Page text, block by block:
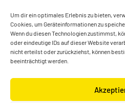
Um dir ein optimales Erlebnis zu bieten,
Cookies, um Geräteinformationen zu
Wenn du diesen Technologien zustimmst,
oder eindeutige IDs auf dieser Website
nicht erteilst oder zurückziehst, können
beeinträchtigt werden.